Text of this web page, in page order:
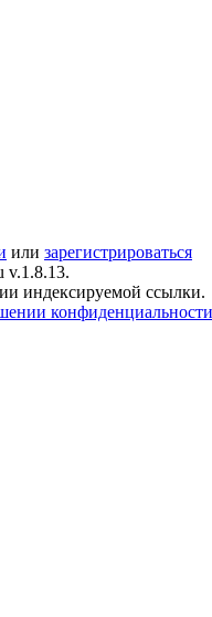
или зарегистрироваться
v.1.8.13.
индексируемой ссылки.